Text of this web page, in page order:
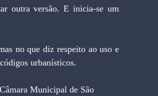
outra versão. E inicia-se um
no que diz respeito ao uso e
urbanísticos.
Municipal de São